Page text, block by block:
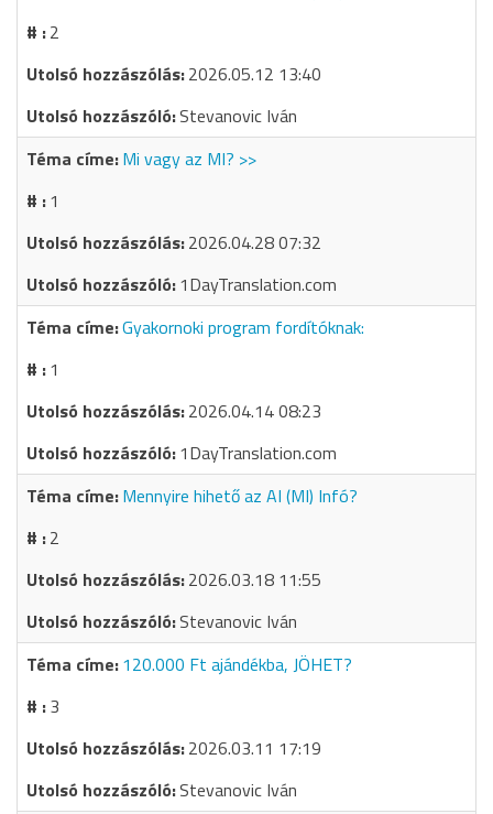
2
2026.05.12 13:40
Stevanovic Iván
Mi vagy az MI? >>
1
2026.04.28 07:32
1DayTranslation.com
Gyakornoki program fordítóknak:
1
2026.04.14 08:23
1DayTranslation.com
Mennyire hihető az AI (MI) Infó?
2
2026.03.18 11:55
Stevanovic Iván
120.000 Ft ajándékba, JÖHET?
3
2026.03.11 17:19
Stevanovic Iván